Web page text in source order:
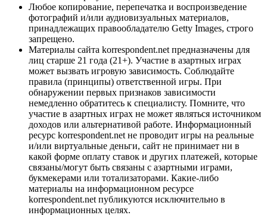
Любое копирование, перепечатка и воспроизведение
фотографий и/или аудиовизуальных материалов,
принадлежащих правообладателю Getty Images, строго
запрещено.
Материалы сайта korrespondent.net предназначены для
лиц старше 21 года (21+). Участие в азартных играх
может вызвать игровую зависимость. Соблюдайте
правила (принципы) ответственной игры. При
обнаружении первых признаков зависимости
немедленно обратитесь к специалисту. Помните, что
участие в азартных играх не может являться источником
доходов или альтернативой работе. Информационный
ресурс korrespondent.net не проводит игры на реальные
и/или виртуальные деньги, сайт не принимает ни в
какой форме оплату ставок и других платежей, которые
связаны/могут быть связаны с азартными играми,
букмекерами или тотализаторами. Какие-либо
материалы на информационном ресурсе
korrespondent.net публикуются исключительно в
информационных целях.